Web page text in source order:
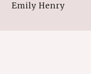
Emily Henry